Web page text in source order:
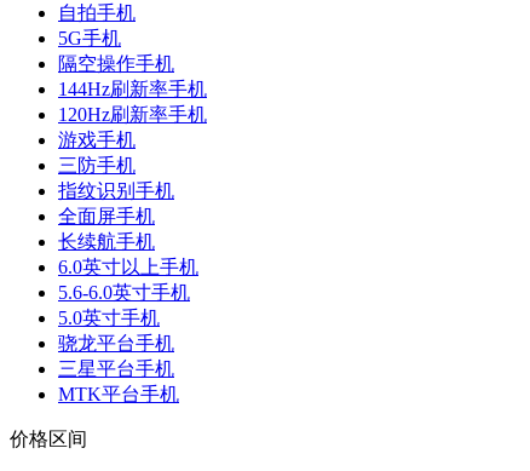
自拍手机
5G手机
隔空操作手机
144Hz刷新率手机
120Hz刷新率手机
游戏手机
三防手机
指纹识别手机
全面屏手机
长续航手机
6.0英寸以上手机
5.6-6.0英寸手机
5.0英寸手机
骁龙平台手机
三星平台手机
MTK平台手机
价格区间